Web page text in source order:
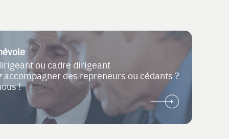
ou cadre dirigeant
accompagner des repreneurs ou cédants ?
!